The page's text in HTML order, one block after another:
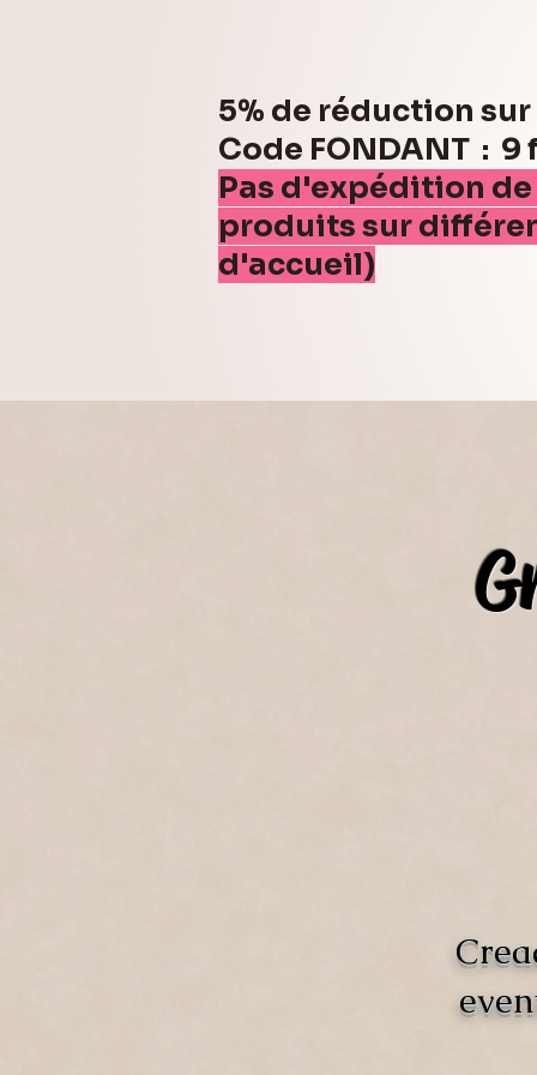
5% de réduction
Code FONDANT : 9
Pas d'expédition
produits sur
d'accueil)